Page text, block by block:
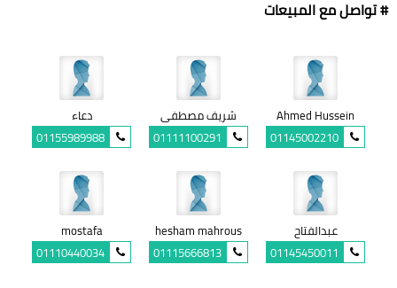
# تواصل مع المبيعات
Ahmed Hussein
01145002210
شريف مصطفى
01111100291
دعاء
01155989988
عبدالفتاح
01145450011
hesham mahrous
01115666813
mostafa
01110440034